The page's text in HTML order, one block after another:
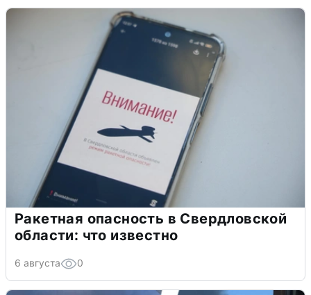
Ракетная опасность в Свердловской
области: что известно
6 августа 0